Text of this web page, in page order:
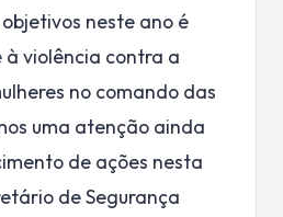
neste ano é
violência contra a
no comando das
uma atenção ainda
de ações nesta
de Segurança